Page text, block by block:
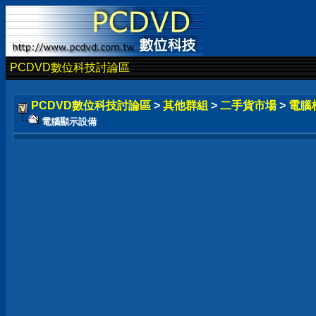
PCDVD數位科技討論區
PCDVD數位科技討論區 > 其他群組 > 二手貨市場 > 電腦
電腦顯示設備